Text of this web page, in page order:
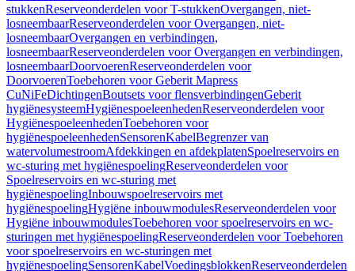
stukkenReserveonderdelen voor T-stukkenOvergangen, niet-
losneembaarReserveonderdelen voor Overgangen, niet-
losneembaarOvergangen en verbindingen,
losneembaarReserveonderdelen voor Overgangen en verbindingen,
losneembaarDoorvoerenReserveonderdelen voor
DoorvoerenToebehoren voor Geberit Mapress
CuNiFeDichtingenBoutsets voor flensverbindingenGeberit
hygiënesysteemHygiënespoeleenhedenReserveonderdelen voor
HygiënespoeleenhedenToebehoren voor
hygiënespoeleenhedenSensorenKabelBegrenzer van
watervolumestroomAfdekkingen en afdekplatenSpoelreservoirs en
wc-sturing met hygiënespoelingReserveonderdelen voor
Spoelreservoirs en wc-sturing met
hygiënespoelingInbouwspoelreservoirs met
hygiënespoelingHygiëne inbouwmodulesReserveonderdelen voor
Hygiëne inbouwmodulesToebehoren voor spoelreservoirs en wc-
sturingen met hygiënespoelingReserveonderdelen voor Toebehoren
voor spoelreservoirs en wc-sturingen met
hygiënespoelingSensorenKabelVoedingsblokkenReserveonderdelen